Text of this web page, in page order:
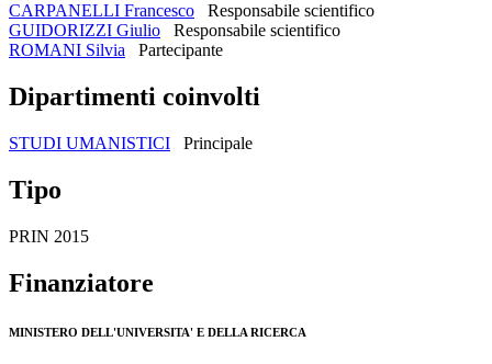
CARPANELLI Francesco
Responsabile scientifico
GUIDORIZZI Giulio
Responsabile scientifico
ROMANI Silvia
Partecipante
Dipartimenti coinvolti
STUDI UMANISTICI Principale
Tipo
PRIN 2015
Finanziatore
MINISTERO DELL'UNIVERSITA' E DELLA RICERCA